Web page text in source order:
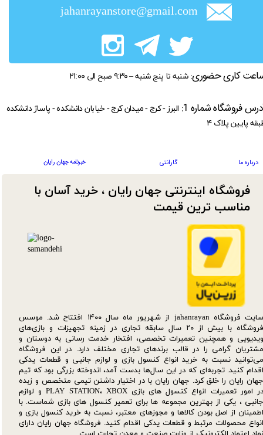
jahanrayanstore@gmail.com
سایت فروشگاه jahanrayan از شهریور ماه سال ۱۴۰۰ افتتاح شد. موسس
فروشگاه با بیش از ۲۰ سال سابقه تجاری در زمینه تجهیزات و بازی‌های
ویدیویی و همچنین تعمیرات تخصصی، افتخار خدمت رسانی به دوستان و
مشتریان گرامی را در قالب برندهای تجاری مختلف دارد. در این فروشگاه
می‌توانید نسبت به خرید انواع کنسول بازی و لوازم جانبی و قطعات یدکی‌
اقدام کنید. تجربه‌ای که در این سال‌ها بدست آمد، اندوخته بزرگی بود که تیم
جهان رایان را خلق کرد. جهان رایان با در اختیار داشتن تیمی متخصص و زبده
در امور تعمیرات انواع کنسول های بازی PLAY STATION، XBOX و لوازم
جانبی ، یکی از بهترین مجموعه ها برای تعمیر کنسول های بازی شماست. با
اطمینان از اصل بودن کالاها و مجوزهای معتبر، نسبت به خرید کنسول بازی و
انواع محصولات مرتبط و قطعات یدکی اقدام کنید. فروشگاه جهان رایان دارای
فروشگاه اینترنتی جهان رایان ، خرید آسان با
مناسب ترین قیمت​​​​​​​
کاری حضوری: شنبه تا پنج شنبه – ۹:۳۰ صبح الی ۲۱:۰۰
درباره ما گارانتی خبرنامه جهان رایان
فروشگاه شماره 1:
البرز - کرج - میدان کرج - خیابان دانشکده - پاساژ دانشکده
پایین پلاک ۴